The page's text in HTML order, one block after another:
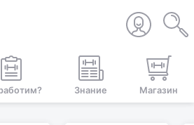
Знание Магазин